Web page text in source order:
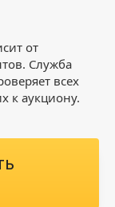
от
Служба
всех
к аукциону.